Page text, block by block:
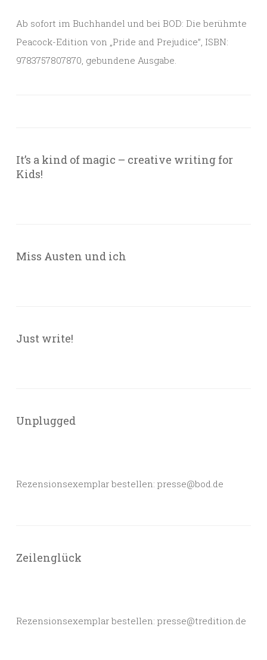
Ab sofort im Buchhandel und bei BOD: Die berühmte
Peacock-Edition von „Pride and Prejudice”, ISBN:
9783757807870, gebundene Ausgabe.
It’s a kind of magic – creative writing for
Kids!
Miss Austen und ich
Just write!
Unplugged
Rezensionsexemplar bestellen: presse@bod.de
Zeilenglück
Rezensionsexemplar bestellen: presse@tredition.de